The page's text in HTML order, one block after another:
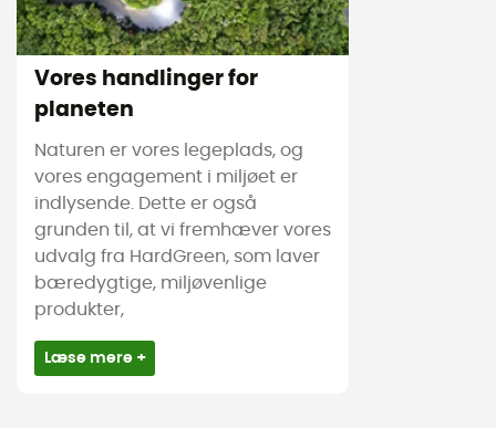
Vores handlinger for
planeten
Naturen er vores legeplads, og
vores engagement i miljøet er
indlysende. Dette er også
grunden til, at vi fremhæver vores
udvalg fra HardGreen, som laver
bæredygtige, miljøvenlige
produkter,
Læse mere +